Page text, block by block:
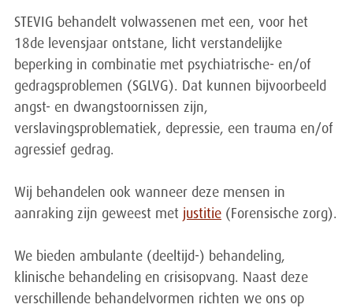
STEVIG behandelt volwassenen met een, voor het
18de levensjaar ontstane, licht verstandelijke
beperking in combinatie met psychiatrische- en/of
gedragsproblemen (SGLVG). Dat kunnen bijvoorbeeld
angst- en dwangstoornissen zijn,
verslavingsproblematiek, depressie, een trauma en/of
agressief gedrag.
Wij behandelen ook wanneer deze mensen in
aanraking zijn geweest met justitie (Forensische zorg).
We bieden ambulante (deeltijd-) behandeling,
klinische behandeling en crisisopvang. Naast deze
verschillende behandelvormen richten we ons op